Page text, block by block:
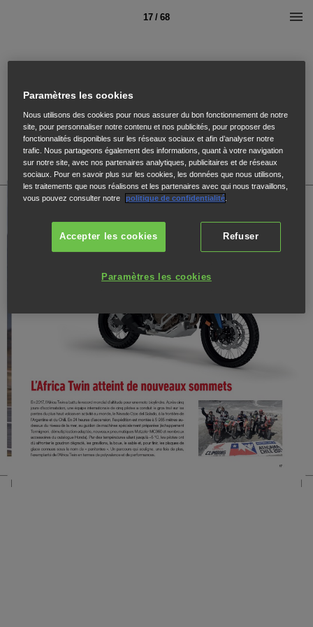
17 / 68
Paramètres les cookies
Nous utilisons des cookies pour nous assurer du bon fonctionnement de notre
site, pour personnaliser notre contenu et nos publicités, pour proposer des
fonctionnalités disponibles sur les réseaux sociaux et afin d’analyser notre
trafic. Nous partageons également des informations, quant à votre navigation
sur notre site, avec nos partenaires analytiques, publicitaires et de réseaux
sociaux. Pour en savoir plus sur les cookies, les données que nous utilisons,
les traitements que nous réalisons et les partenaires avec qui nous travaillons,
vous pouvez consulter notre
politique de confidentialité.
Refuser
Accepter les cookies
Paramètres les cookies